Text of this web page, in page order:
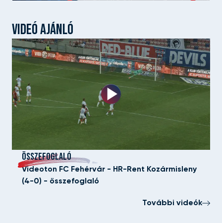
VIDEÓ AJÁNLÓ
ÖSSZEFOGLALÓ
Videoton FC Fehérvár - HR-Rent Kozármisleny
(4-0) - összefoglaló
További videók